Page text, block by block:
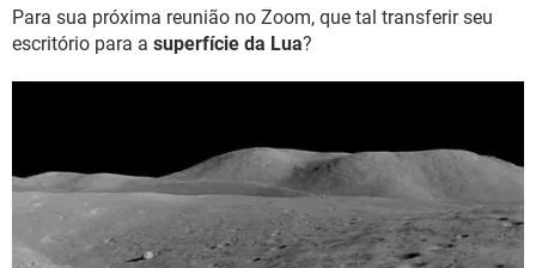
Para sua próxima reunião no Zoom, que tal transferir seu
escritório para a superfície da Lua?